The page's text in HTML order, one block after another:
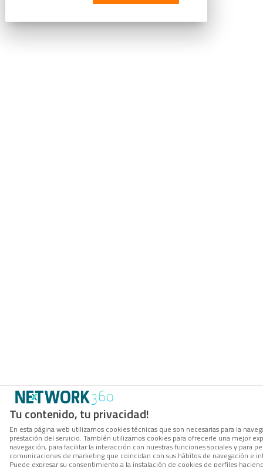
Tu contenido, tu privacidad!
En esta página web utilizamos cookies técnicas que son necesarias para la
prestación del servicio. También utilizamos cookies para ofrecerle una mejor
navegación, para facilitar la interacción con nuestras funciones sociales y para
comunicaciones de marketing que coincidan con sus hábitos de navegación e
Puede expresar su consentimiento a la instalación de cookies de perfiles